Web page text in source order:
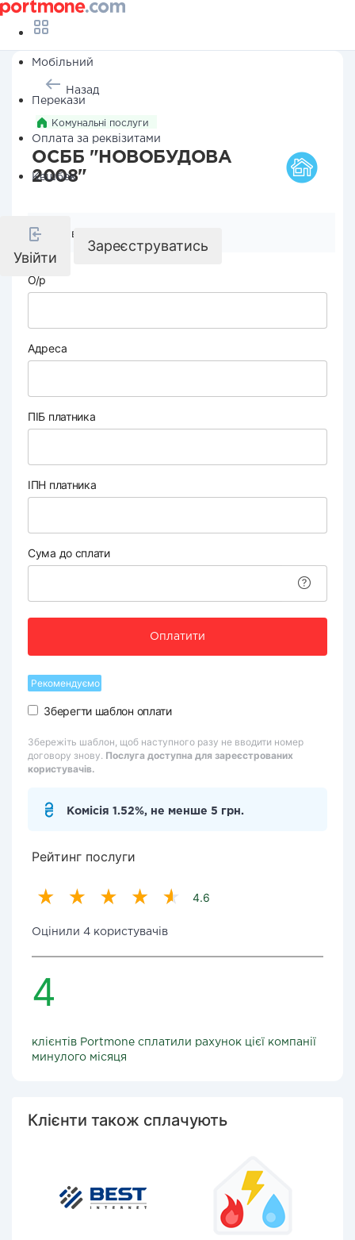
Мобільний
Перекази
Оплата за реквізитами
Кешбек
Увійти
Зареєструватись
Назад
Комунальні послуги
ОСББ "НОВОБУДОВА
2008"
Реквізити компанії
О/р
Адреса
ПІБ платника
ІПН платника
Сума до сплати
Оплатити
Рекомендуємо
Зберегти шаблон оплати
Збережіть шаблон, щоб наступного разу не вводити номер
договору знову. Послуга доступна для зареєстрованих
користувачів.
Комісія 1.52%, не менше 5 грн.
Рейтинг послуги
4.6
Оцінили 4 користувачів
4
клієнтів Portmone сплатили рахунок цієї компанії
минулого місяця
Клієнти також сплачують